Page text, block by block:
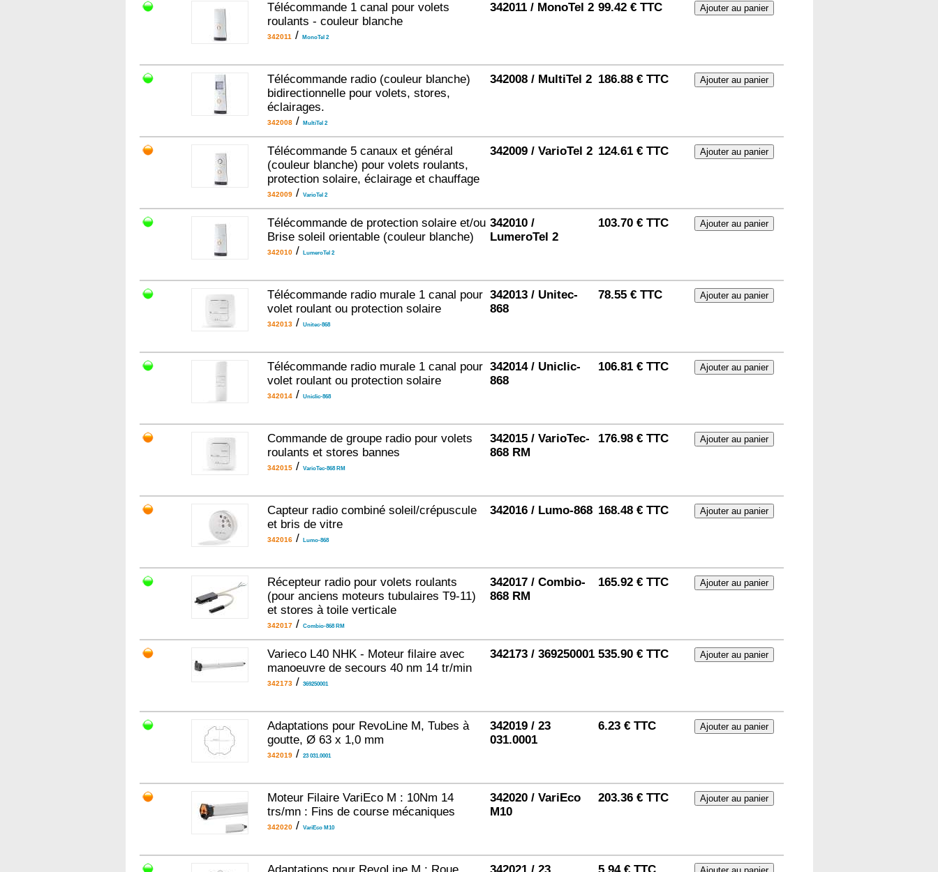
Télécommande 1 canal pour volets
roulants - couleur blanche
342011/ MonoTel 2
342011 / MonoTel 2 99.42 € TTC
Télécommande radio (couleur blanche)
bidirectionnelle pour volets, stores,
éclairages.
342008/ MultiTel 2
342008 / MultiTel 2 186.88 € TTC
Télécommande 5 canaux et général
(couleur blanche) pour volets roulants,
protection solaire, éclairage et chauffage
342009/ VarioTel 2
342009 / VarioTel 2 124.61 € TTC
Télécommande de protection solaire et/ou
Brise soleil orientable (couleur blanche)
342010/ LumeroTel 2
342010 /
LumeroTel 2
103.70 € TTC
Télécommande radio murale 1 canal pour
volet roulant ou protection solaire
342013/ Unitec-868
342013 / Unitec-
868
78.55 € TTC
Télécommande radio murale 1 canal pour
volet roulant ou protection solaire
342014/ Uniclic-868
342014 / Uniclic-
868
106.81 € TTC
Commande de groupe radio pour volets
roulants et stores bannes
342015/ VarioTec-868 RM
342015 / VarioTec-
868 RM
176.98 € TTC
Capteur radio combiné soleil/crépuscule
et bris de vitre
342016/ Lumo-868
342016 / Lumo-868 168.48 € TTC
Récepteur radio pour volets roulants
(pour anciens moteurs tubulaires T9-11)
et stores à toile verticale
342017/ Combio-868 RM
342017 / Combio-
868 RM
165.92 € TTC
Varieco L40 NHK - Moteur filaire avec
manoeuvre de secours 40 nm 14 tr/min
342173/ 369250001
342173 / 369250001 535.90 € TTC
Adaptations pour RevoLine M, Tubes à
goutte, Ø 63 x 1,0 mm
342019/ 23 031.0001
342019 / 23
031.0001
6.23 € TTC
Moteur Filaire VariEco M : 10Nm 14
trs/mn : Fins de course mécaniques
342020/ VariEco M10
342020 / VariEco
M10
203.36 € TTC